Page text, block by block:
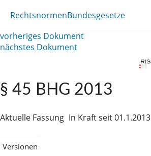
RechtsnormenBundesgesetze
vorheriges Dokument
nächstes Dokument
§ 45 BHG 2013
Aktuelle Fassung In Kraft seit 01.1.2013
Versionen